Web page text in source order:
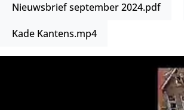
PDF Bestand
Nieuwsbrief september 2024.pdf
MP4 Bestand
Kade Kantens.mp4